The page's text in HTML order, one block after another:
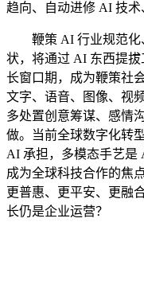
趋向、自动进修 AI 技术
鞭策 AI 行业规范化
状，将通过 AI 东西提
长窗口期，成为鞭策社
文字、语音、图像、视
多处置创意筹谋、感情
做。当前全球数字化转
AI 承担，多模态手艺是
成为全球科技合作的焦
更普惠、更平安、更融
长仍是企业运营？